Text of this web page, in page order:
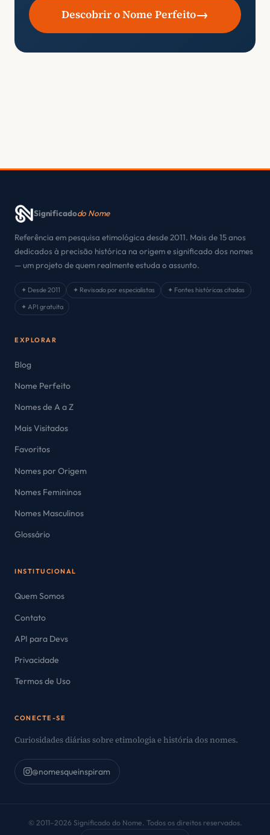
Descobrir o Nome Perfeito→
Significadodo Nome
Referência em pesquisa etimológica desde 2011. Mais de 15 anos
dedicados à precisão histórica na origem e significado dos nomes
— um projeto de quem realmente estuda o assunto.
✦ Desde 2011 ✦ Revisado por especialistas
✦ Fontes históricas citadas
✦ API gratuita
EXPLORAR
Blog
Nome Perfeito
Nomes de A a Z
Mais Visitados
Favoritos
Nomes por Origem
Nomes Femininos
Nomes Masculinos
Glossário
INSTITUCIONAL
Quem Somos
Contato
API para Devs
Privacidade
Termos de Uso
CONECTE-SE
Curiosidades diárias sobre etimologia e história dos nomes.
@nomesqueinspiram
© 2011–2026 Significado do Nome. Todos os direitos reservados.